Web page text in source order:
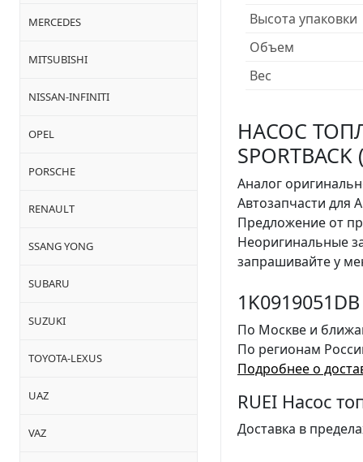
MERCEDES
MITSUBISHI
NISSAN-INFINITI
OPEL
PORSCHE
RENAULT
SSANG YONG
SUBARU
SUZUKI
TOYOTA-LEXUS
UAZ
VAZ
Высота упаковки
Объем
Вес
НАСОС
Аналог
Автозапчасти для
Предложение от
Неоригинальные
запрашивайте у
По Москве и
По регионам
Подробнее о
RUEI Насос
Доставка в